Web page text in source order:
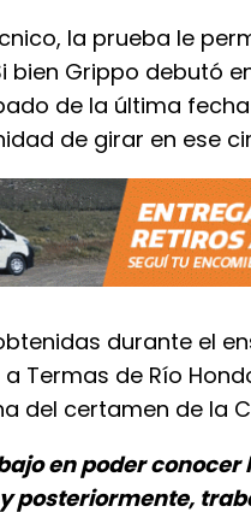
la prueba le
bien Grippo debutó
de la última
de girar en ese
durante el
Termas de Río
del certamen de la
en poder
posteriormente,